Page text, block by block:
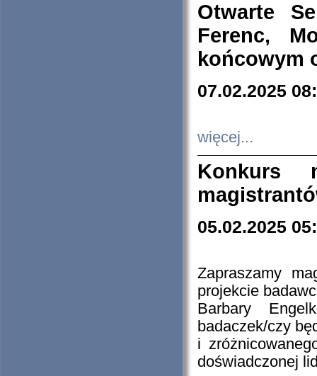
Otwarte
Ferenc,
końcowym
07.02.2025
więcej...
Konkurs
05.02.2025
Zapraszamy
projekcie
Barbary
badaczek/czy
i
doświadczonej